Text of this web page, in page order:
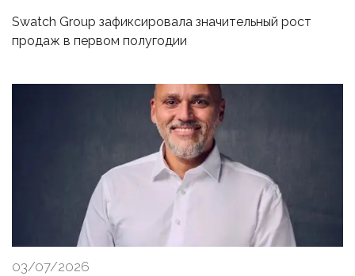
Swatch Group зафиксировала значительный рост
продаж в первом полугодии
03/07/2026